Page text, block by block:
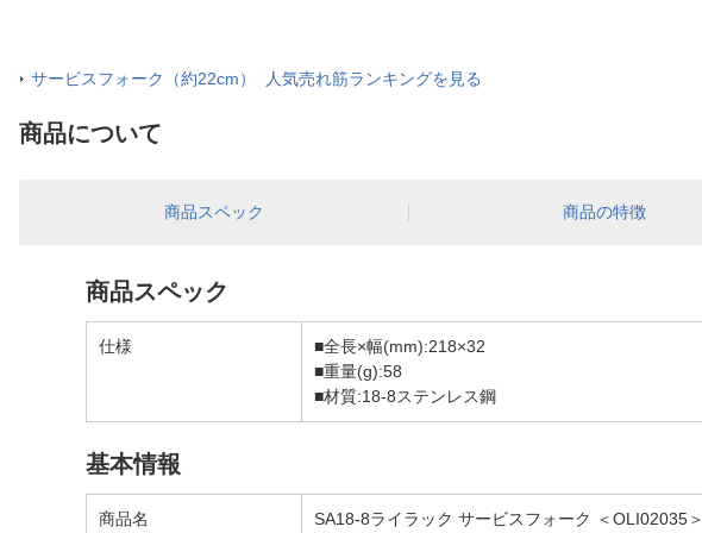
サービスフォーク（約22cm） 人気売れ筋ランキングを見る
商品について
商品スペック 商品の特徴
商品スペック
仕様
■全長×幅(mm):218×32
■重量(g):58
■材質:18-8ステンレス鋼
基本情報
商品名 SA18-8ライラック サービスフォーク ＜OLI02035＞